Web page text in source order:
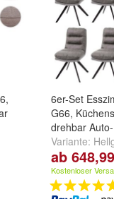
6er-Set
G66,
drehbar
Variante:
Armlehne,
Braun-
Armlehne
ab
Kostenloser